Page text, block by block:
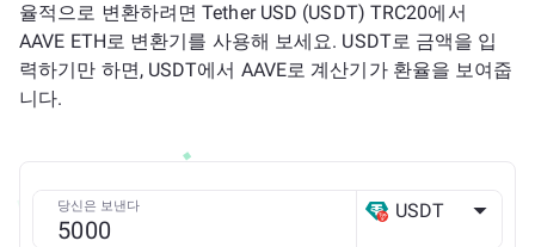
율적으로 변환하려면 Tether USD (USDT) TRC20에서
AAVE ETH로 변환기를 사용해 보세요. USDT로 금액을 입
력하기만 하면, USDT에서 AAVE로 계산기가 환율을 보여줍
니다.
당신은 보낸다 USDT